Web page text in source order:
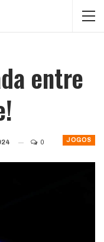
entre
JOGOS
0